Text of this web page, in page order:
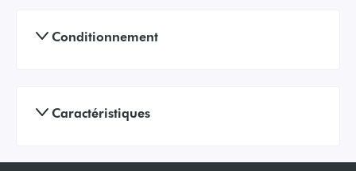
Conditionnement
Caractéristiques